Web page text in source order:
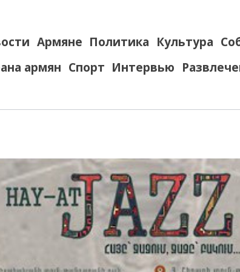
Армяне Политика Культура
армян Спорт Интервью